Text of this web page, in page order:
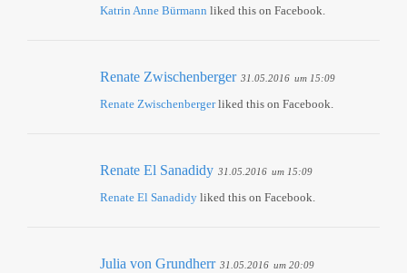
Katrin Anne Bürmann liked this on Facebook.
Renate Zwischenberger 31.05.2016 um 15:09
Renate Zwischenbergerliked this on Facebook.
Renate El Sanadidy 31.05.2016 um 15:09
Renate El Sanadidy liked this on Facebook.
Julia von Grundherr 31.05.2016 um 20:09